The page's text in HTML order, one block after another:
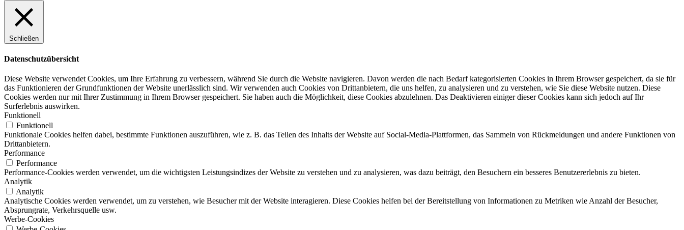
Schließen
Datenschutzübersicht
Diese Website verwendet Cookies, um Ihre Erfahrung zu verbessern, während Sie durch die Website navigieren. Davon werden die nach Bedarf kategorisierten Cookies in Ihrem Browser gespeichert, da sie für
das Funktionieren der Grundfunktionen der Website unerlässlich sind. Wir verwenden auch Cookies von Drittanbietern, die uns helfen, zu analysieren und zu verstehen, wie Sie diese Website nutzen. Diese
Cookies werden nur mit Ihrer Zustimmung in Ihrem Browser gespeichert. Sie haben auch die Möglichkeit, diese Cookies abzulehnen. Das Deaktivieren einiger dieser Cookies kann sich jedoch auf Ihr
Surferlebnis auswirken.
Funktionell
Funktionell
Funktionale Cookies helfen dabei, bestimmte Funktionen auszuführen, wie z. B. das Teilen des Inhalts der Website auf Social-Media-Plattformen, das Sammeln von Rückmeldungen und andere Funktionen von
Drittanbietern.
Performance
Performance
Performance-Cookies werden verwendet, um die wichtigsten Leistungsindizes der Website zu verstehen und zu analysieren, was dazu beiträgt, den Besuchern ein besseres Benutzererlebnis zu bieten.
Analytik
Analytik
Analytische Cookies werden verwendet, um zu verstehen, wie Besucher mit der Website interagieren. Diese Cookies helfen bei der Bereitstellung von Informationen zu Metriken wie Anzahl der Besucher,
Absprungrate, Verkehrsquelle usw.
Werbe-Cookies